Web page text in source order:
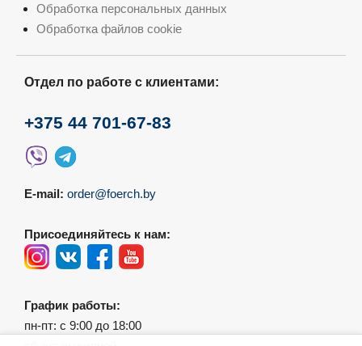
Обработка персональных данных
Обработка файлов cookie
Отдел по работе с клиентами:
+375 44 701-67-83
E-mail: order@foerch.by
Присоединяйтесь к нам:
График работы:
пн-пт: с 9:00 до 18:00